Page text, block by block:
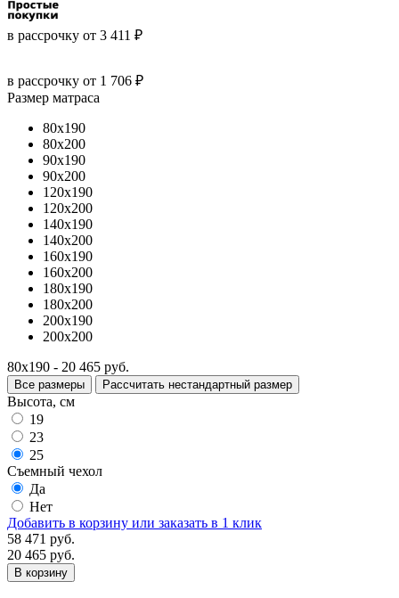
в рассрочку от 3 411 ₽
в рассрочку от 1 706 ₽
Размер матраса
80x190
80x200
90x190
90x200
120x190
120x200
140x190
140x200
160x190
160x200
180x190
180x200
200x190
200x200
80x190 - 20 465 руб.
Все размеры Рассчитать нестандартный размер
Высота, см
19
23
25
Съемный чехол
Да
Нет
Добавить в корзину или заказать в 1 клик
58 471 руб.
20 465 руб.
В корзину